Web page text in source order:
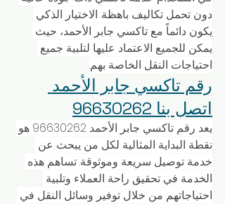
دون تحمل تكاليف باهظة. الاختيار الذكي
يكون دائماً مع تاكسي جابر الأحمد، حيث
يمكن للجميع الاعتماد عليها لتلبية جميع
احتياجات النقل الخاصة بهم.
رقم تاكسي جابر الأحمد
اتصل بنا 96630262
يعد رقم تاكسي جابر الأحمد 96630262 هو
نقطة البداية المثالية لكل من يبحث عن
خدمة توصيل سريعة وموثوقة. تساهم هذه
الخدمة في تحقيق راحة العملاء وتلبية
احتياجاتهم من خلال توفير وسائل النقل في